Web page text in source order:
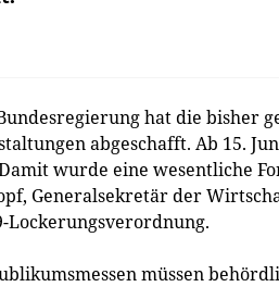
hat die bisher
abgeschafft. Ab 15.
wurde eine wesentliche
Generalsekretär der
Lockerungsverordnung.
müssen